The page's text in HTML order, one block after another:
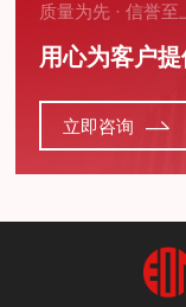
质量为先 · 信誉至
用心为客户
立即咨询